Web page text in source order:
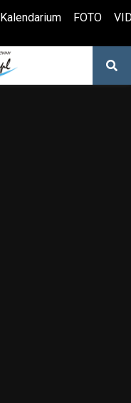
Kalendarium FOTO